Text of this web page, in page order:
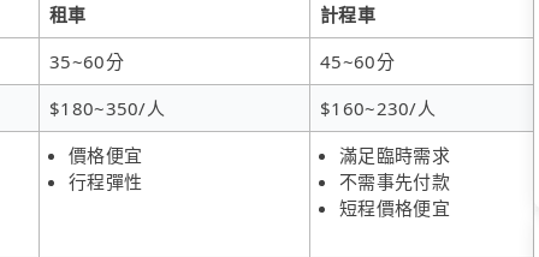
租車
計程車
35~60分
45~60分
$180~350/人
$160~230/人
價格便宜
行程彈性
滿足臨時需求
不需事先付款
短程價格便宜